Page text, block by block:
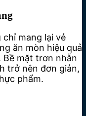
chỉ mang lại vẻ
ăn mòn hiệu quả
mặt trơn nhẵn
trở nên đơn giản,
phẩm.